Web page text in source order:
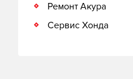
Ремонт Акура
Сервис Хонда